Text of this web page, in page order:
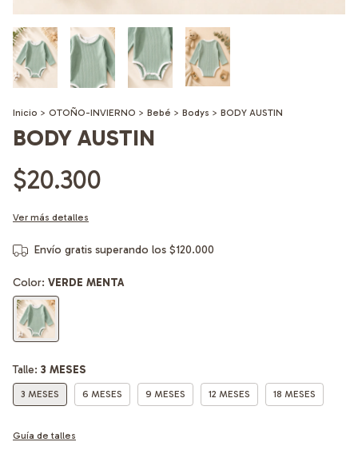
Inicio > OTOÑO-INVIERNO > Bebé > Bodys > BODY AUSTIN
BODY AUSTIN
$20.300
Ver más detalles
Envío gratis superando los $120.000
Color: VERDE MENTA
Talle: 3 MESES
3 MESES 6 MESES 9 MESES 12 MESES 18 MESES
Guía de talles